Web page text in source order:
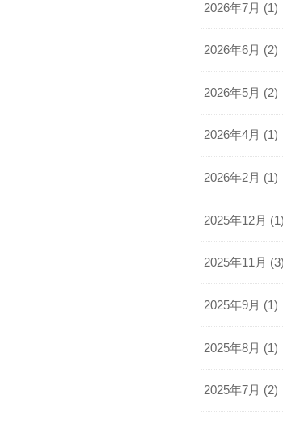
2026年7月 (1)
2026年6月 (2)
2026年5月 (2)
2026年4月 (1)
2026年2月 (1)
2025年12月 (1)
2025年11月 (3)
2025年9月 (1)
2025年8月 (1)
2025年7月 (2)